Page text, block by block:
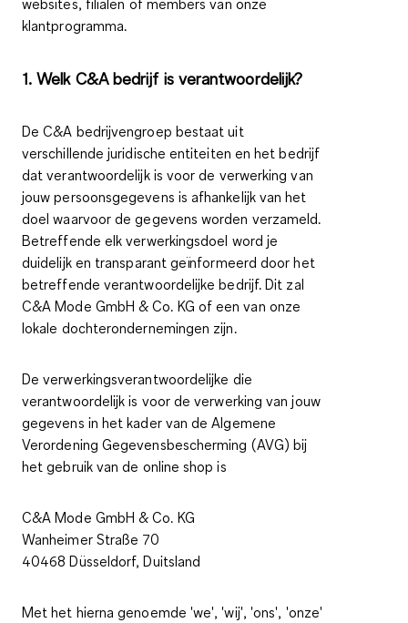
klantprogramma.
1. Welk C&A bedrijf is verantwoordelijk?
De C&A bedrijvengroep bestaat uit
verschillende juridische entiteiten en het bedrijf
dat verantwoordelijk is voor de verwerking van
jouw persoonsgegevens is afhankelijk van het
doel waarvoor de gegevens worden verzameld.
Betreffende elk verwerkingsdoel word je
duidelijk en transparant geïnformeerd door het
betreffende verantwoordelijke bedrijf. Dit zal
C&A Mode GmbH & Co. KG of een van onze
lokale dochterondernemingen zijn.
De verwerkingsverantwoordelijke die
verantwoordelijk is voor de verwerking van jouw
gegevens in het kader van de Algemene
Verordening Gegevensbescherming (AVG) bij
het gebruik van de online shop is
C&A Mode GmbH & Co. KG
Wanheimer Straße 70
40468 Düsseldorf, Duitsland
Met het hierna genoemde 'we', 'wij', 'ons', 'onze'